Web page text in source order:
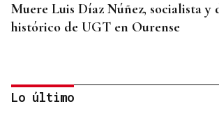
Muere Luis Díaz Núñez, socialista y
histórico de UGT en Ourense
Lo último